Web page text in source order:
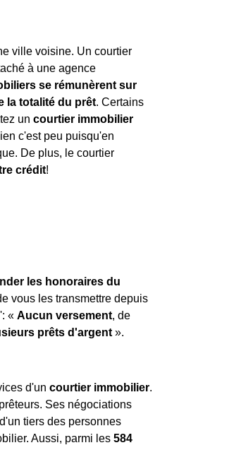
ville voisine. Un courtier
à une agence
se rémunèrent sur
la totalité du prêt. Certains
un courtier immobilier
c'est peu puisqu'en
De plus, le courtier
crédit!
les honoraires du
vous les transmettre depuis
« Aucun versement, de
prêts d'argent ».
d'un courtier immobilier.
Ses négociations
tiers des personnes
Aussi, parmi les 584